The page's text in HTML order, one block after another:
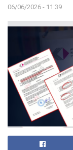
06/06/2026 - 11:39